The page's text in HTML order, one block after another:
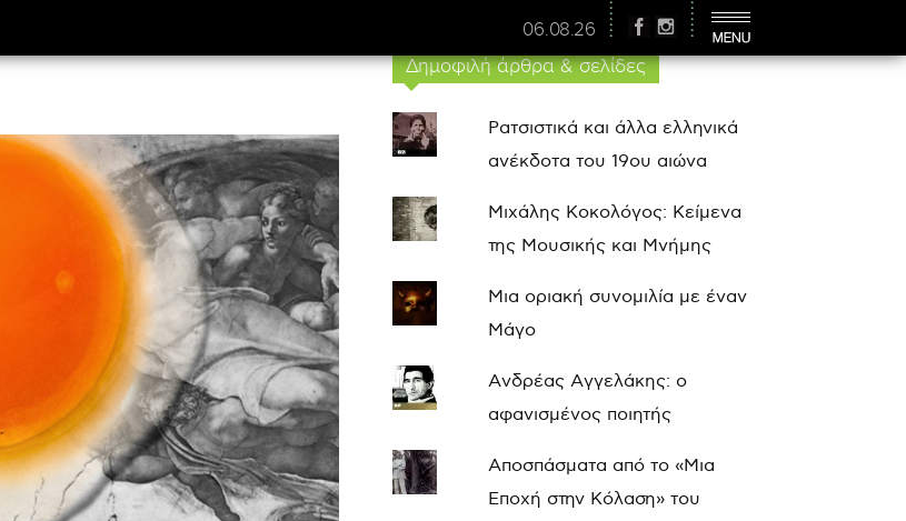
06.08.26
Δημοφιλή άρθρα & σελίδες
Ρατσιστικά και άλλα ελληνικά
ανέκδοτα του 19ου αιώνα
Μιχάλης Κοκολόγος: Κείμενα
της Μουσικής και Μνήμης
Μια οριακή συνομιλία με έναν
Μάγο
Ανδρέας Αγγελάκης: ο
αφανισμένος ποιητής
Αποσπάσματα από το «Μια
Εποχή στην Κόλαση» του